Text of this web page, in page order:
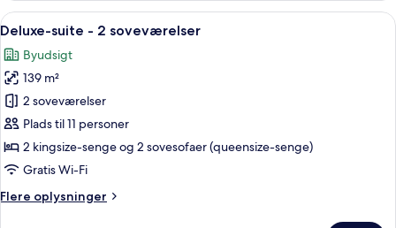
Indlæs
alle
billeder
af
Deluxe-
suite
-
2
En balkon med udsigt over
28
Deluxe-suite - 2 soveværelser
Byudsigt
139 m²
2 soveværelser
Plads til 11 personer
2 kingsize-senge og 2 sovesofaer (queensize-senge)
Gratis Wi-Fi
Flere oplysninger
Flere